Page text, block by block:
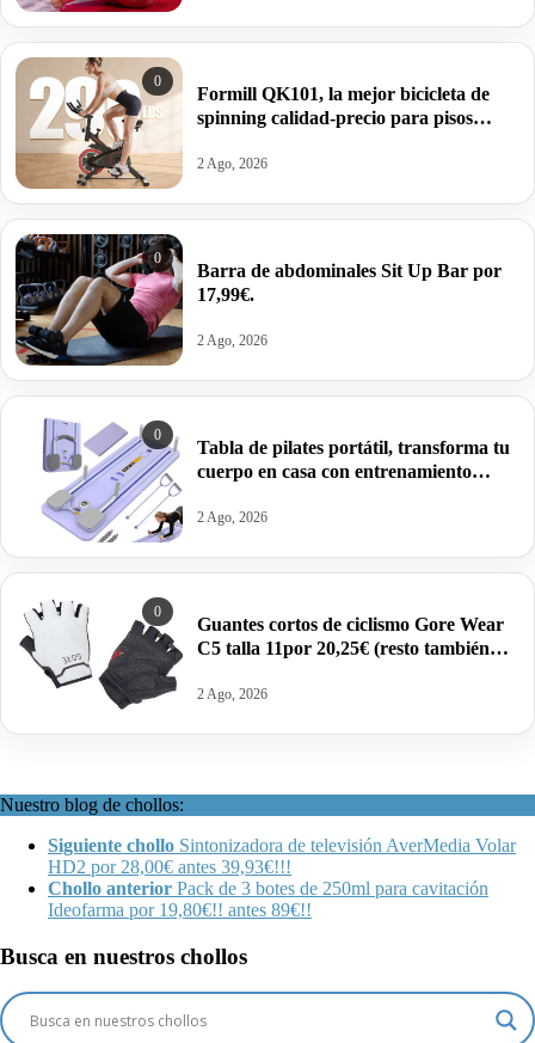
0
Formill QK101, la mejor bicicleta de
spinning calidad-precio para pisos
2 Ago, 2026
0
Barra de abdominales Sit Up Bar por
17,99€.
2 Ago, 2026
0
Tabla de pilates portátil, transforma tu
cuerpo en casa con entrenamiento
2 Ago, 2026
0
Guantes cortos de ciclismo Gore Wear
C5 talla 11por 20,25€ (resto también
2 Ago, 2026
Nuestro blog de chollos:
Siguiente chollo Sintonizadora de televisión AverMedia Volar
HD2 por 28,00€ antes 39,93€!!!
Chollo anterior Pack de 3 botes de 250ml para cavitación
Ideofarma por 19,80€!! antes 89€!!
Busca en nuestros chollos